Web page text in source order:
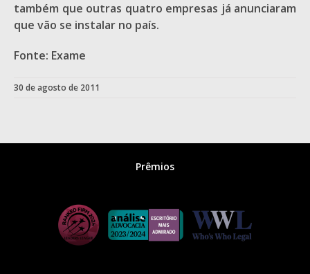
também que outras quatro empresas já anunciaram
que vão se instalar no país.
Fonte: Exame
30 de agosto de 2011
Prêmios